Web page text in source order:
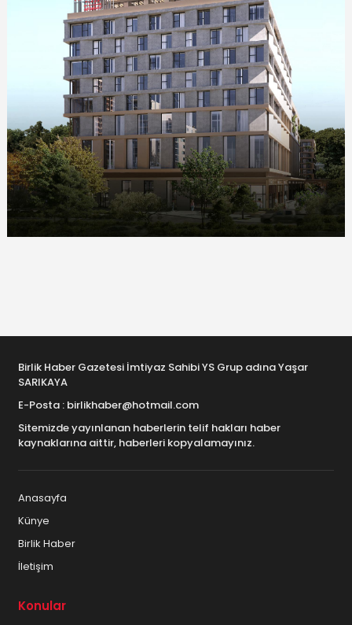
Birlik Haber Gazetesi İmtiyaz Sahibi YS Grup adına Yaşar
SARIKAYA
E-Posta : birlikhaber@hotmail.com
Sitemizde yayınlanan haberlerin telif hakları haber
kaynaklarına aittir, haberleri kopyalamayınız.
Anasayfa
Künye
Birlik Haber
İletişim
Konular